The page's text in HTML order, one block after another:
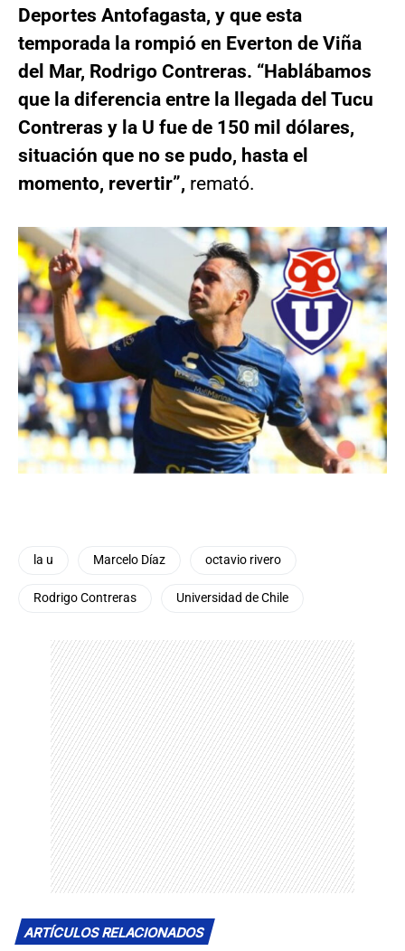
Deportes Antofagasta, y que esta
temporada la rompió en Everton de Viña
del Mar, Rodrigo Contreras. “Hablábamos
que la diferencia entre la llegada del Tucu
Contreras y la U fue de 150 mil dólares,
situación que no se pudo, hasta el
momento, revertir”, remató.
la u Marcelo Díaz octavio rivero
Rodrigo Contreras Universidad de Chile
ARTÍCULOS RELACIONADOS